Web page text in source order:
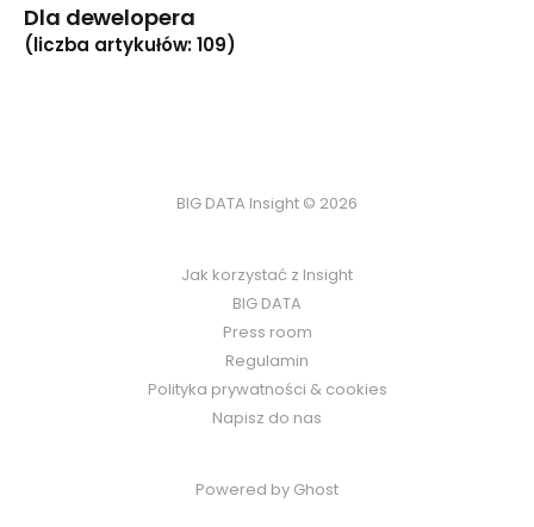
Dla dewelopera
(liczba artykułów: 109)
BIG DATA Insight © 2026
Jak korzystać z Insight
BIG DATA
Press room
Regulamin
Polityka prywatności & cookies
Napisz do nas
Powered by Ghost